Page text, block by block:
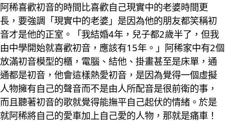
阿稀喜歡初音的時間比喜歡自己現實中的老婆時間更
長，要強調「現實中的老婆」是因為他的朋友都笑稱初
音才是他的正室。「我結婚4年，兒子都2歲半了，但我
由中學開始就喜歡初音，應該有15年。」阿稀家中有2個
放滿初音模型的櫃，電腦、結他、掛畫甚至是床單，通
通都是初音，他會這樣熱愛初音，是因為覺得一個虛擬
人物擁有自己的聲音而不是由人所配音是很前衛的事，
而且聽著初音的歌就覺得能撫平自己起伏的情緒。於是
就阿稀將自己的愛車加上自己愛的人物，那就是痛車！